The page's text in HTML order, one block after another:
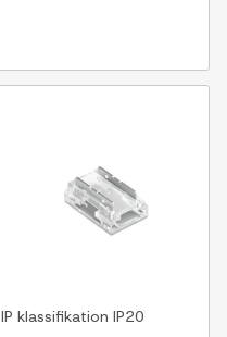
IP klassifikation IP20